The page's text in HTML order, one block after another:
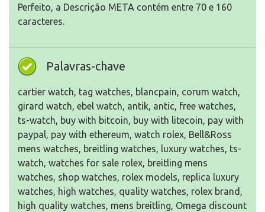
Perfeito, a Descrição META contém entre 70 e 160
caracteres.
Palavras-chave
cartier watch, tag watches, blancpain, corum watch,
girard watch, ebel watch, antik, antic, free watches,
ts-watch, buy with bitcoin, buy with litecoin, pay with
paypal, pay with ethereum, watch rolex, Bell&Ross
mens watches, breitling watches, luxury watches, ts-
watch, watches for sale rolex, breitling mens
watches, shop watches, rolex models, replica luxury
watches, high watches, quality watches, rolex brand,
high quality watches, mens breitling, Omega discount